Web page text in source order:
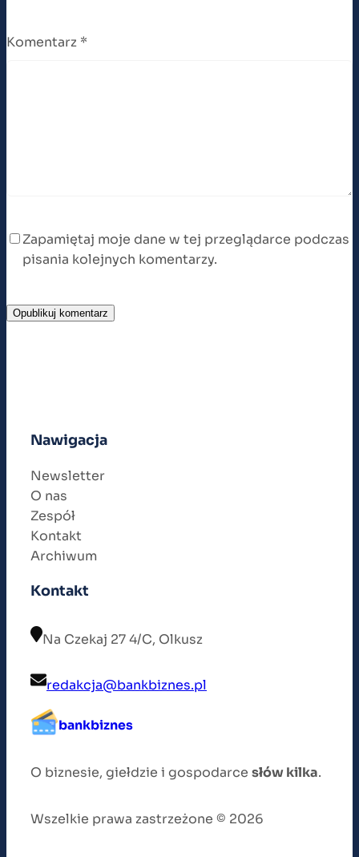
Komentarz *
Zapamiętaj moje dane w tej przeglądarce podczas
pisania kolejnych komentarzy.
Nawigacja
Newsletter
O nas
Zespół
Kontakt
Archiwum
Kontakt
Na Czekaj 27 4/C, Olkusz
redakcja@bankbiznes.pl
bankbiznes
O biznesie, giełdzie i gospodarce słów kilka.
Wszelkie prawa zastrzeżone © 2026